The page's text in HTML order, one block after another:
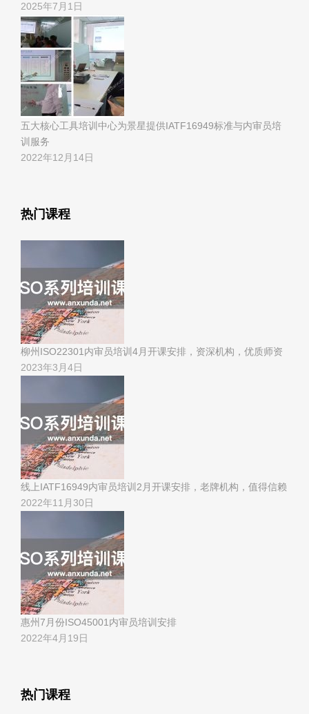
2025年7月1日
五大核心工具培训中心为景星提供IATF16949标准与内审员培
训服务
2022年12月14日
热门课程
柳州ISO22301内审员培训4月开课安排，资深机构，优质师资
2023年3月4日
线上IATF16949内审员培训2月开课安排，老牌机构，值得信赖
2022年11月30日
惠州7月份ISO45001内审员培训安排
2022年4月19日
热门课程